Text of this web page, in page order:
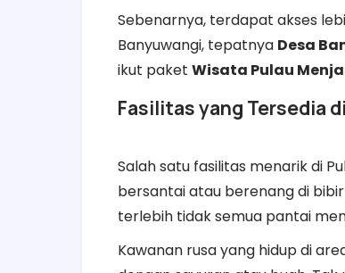
Sebenarnya, terdapat akses
Banyuwangi, tepatnya Desa
ikut paket Wisata Pulau
Fasilitas yang Tersedia
Salah satu fasilitas menarik di
bersantai atau berenang di
terlebih tidak semua pantai
Kawanan rusa yang hidup di